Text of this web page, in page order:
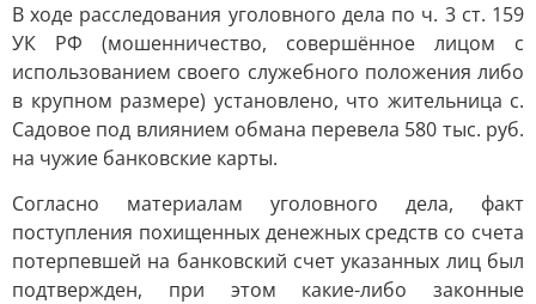
В ходе расследования уголовного дела по ч. 3 ст. 159
УК РФ (мошенничество, совершённое лицом с
использованием своего служебного положения либо
в крупном размере) установлено, что жительница с.
Садовое под влиянием обмана перевела 580 тыс. руб.
на чужие банковские карты.
Согласно материалам уголовного дела, факт
поступления похищенных денежных средств со счета
потерпевшей на банковский счет указанных лиц был
подтвержден, при этом какие-либо законные